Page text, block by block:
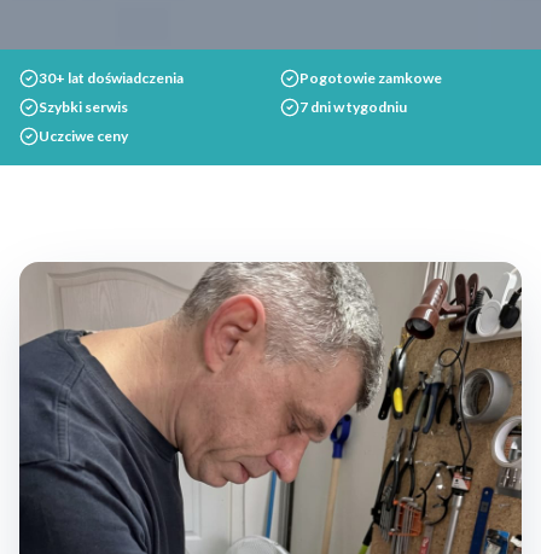
30+ lat doświadczenia
Pogotowie zamkowe
Szybki serwis
7 dni w tygodniu
Uczciwe ceny